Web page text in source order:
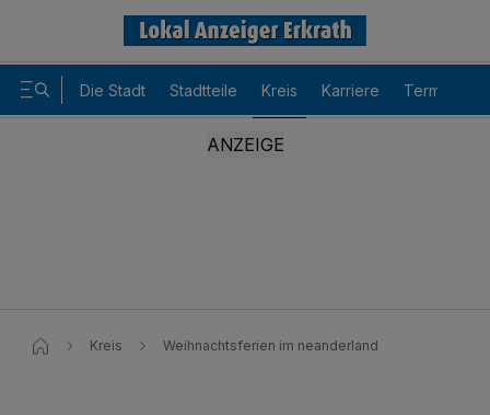
Die Stadt Stadtteile Kreis Karriere Termine
Kreis Weihnachtsferien im neanderland